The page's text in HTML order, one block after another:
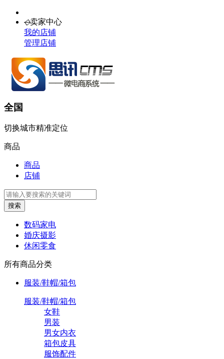
◇卖家中心
我的店铺
管理店铺
全国
切换城市精准定位
商品
商品
店铺
搜索
数码家电
婚庆摄影
休闲零食
所有商品分类
服装/鞋帽/箱包
服装/鞋帽/箱包
女鞋
男装
男女内衣
箱包皮具
服饰配件